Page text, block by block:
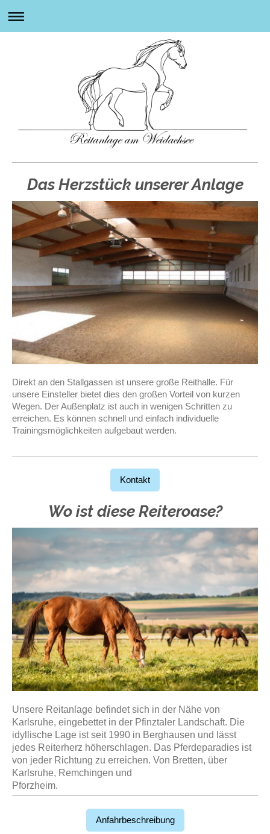
Das Herzstück unserer Anlage
Direkt an den Stallgassen ist unsere große Reithalle. Für
unsere Einsteller bietet dies den großen Vorteil von kurzen
Wegen. Der Außenplatz ist auch in wenigen Schritten zu
erreichen. Es können schnell und einfach individuelle
Trainingsmöglichkeiten aufgebaut werden.
Kontakt
Wo ist diese Reiteroase?
Unsere Reitanlage befindet sich in der Nähe von
Karlsruhe, eingebettet in der Pfinztaler Landschaft. Die
idyllische Lage ist seit 1990 in Berghausen und lässt
jedes Reiterherz höherschlagen. Das Pferdeparadies ist
von jeder Richtung zu erreichen. Von Bretten, über
Karlsruhe, Remchingen und
Pforzheim.
Anfahrbeschreibung